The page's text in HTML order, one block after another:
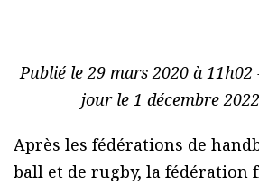
Publié le 29 mars 2020 à
jour le 1 décembre
Après les fédérations de
ball et de rugby, la fédération